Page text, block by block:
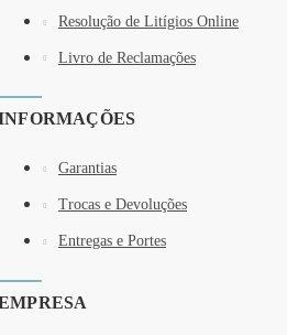
Resolução de Litígios Online
Livro de Reclamações
Garantias
Trocas e Devoluções
Entregas e Portes